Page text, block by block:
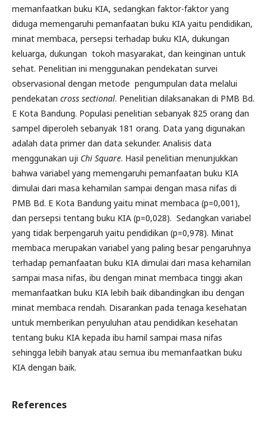
memanfaatkan buku KIA, sedangkan faktor-faktor yang
diduga memengaruhi pemanfaatan buku KIA yaitu pendidikan,
minat membaca, persepsi terhadap buku KIA, dukungan
keluarga, dukungan tokoh masyarakat, dan keinginan untuk
sehat. Penelitian ini menggunakan pendekatan survei
observasional dengan metode pengumpulan data melalui
pendekatan cross sectional. Penelitian dilaksanakan di PMB Bd.
E Kota Bandung. Populasi penelitian sebanyak 825 orang dan
sampel diperoleh sebanyak 181 orang. Data yang digunakan
adalah data primer dan data sekunder. Analisis data
menggunakan uji Chi Square. Hasil penelitian menunjukkan
bahwa variabel yang memengaruhi pemanfaatan buku KIA
dimulai dari masa kehamilan sampai dengan masa nifas di
PMB Bd. E Kota Bandung yaitu minat membaca (p=0,001),
dan persepsi tentang buku KIA (p=0,028). Sedangkan variabel
yang tidak berpengaruh yaitu pendidikan (p=0,978). Minat
membaca merupakan variabel yang paling besar pengaruhnya
terhadap pemanfaatan buku KIA dimulai dari masa kehamilan
sampai masa nifas, ibu dengan minat membaca tinggi akan
memanfaatkan buku KIA lebih baik dibandingkan ibu dengan
minat membaca rendah. Disarankan pada tenaga kesehatan
untuk memberikan penyuluhan atau pendidikan kesehatan
tentang buku KIA kepada ibu hamil sampai masa nifas
sehingga lebih banyak atau semua ibu memanfaatkan buku
KIA dengan baik.
References